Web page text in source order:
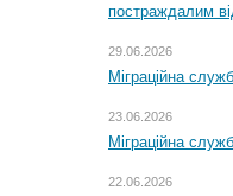
постраждалим
29.06.2026
Міграційна
23.06.2026
Міграційна
22.06.2026